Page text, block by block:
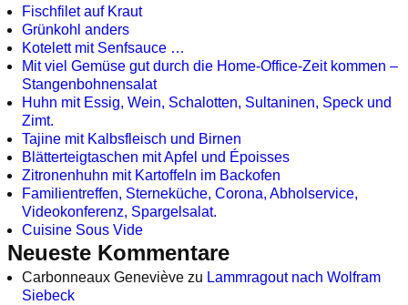
Fischfilet auf Kraut
Grünkohl anders
Kotelett mit Senfsauce …
Mit viel Gemüse gut durch die Home-Office-Zeit kommen –
Stangenbohnensalat
Huhn mit Essig, Wein, Schalotten, Sultaninen, Speck und
Zimt.
Tajine mit Kalbsfleisch und Birnen
Blätterteigtaschen mit Apfel und Époisses
Zitronenhuhn mit Kartoffeln im Backofen
Familientreffen, Sterneküche, Corona, Abholservice,
Videokonferenz, Spargelsalat.
Cuisine Sous Vide
Neueste Kommentare
Carbonneaux Geneviève zu Lammragout nach Wolfram
Siebeck